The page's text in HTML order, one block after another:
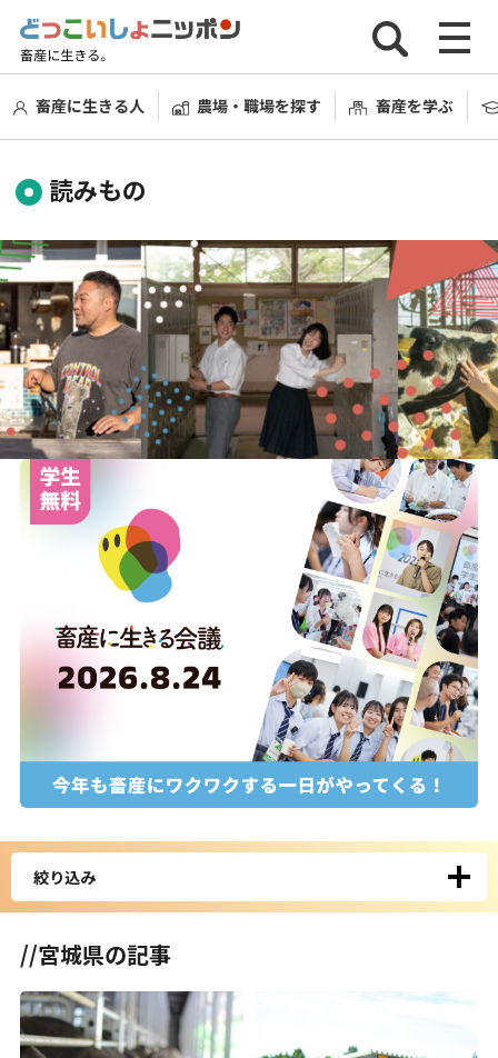
畜産に生きる人 農場・職場を探す 畜産を学ぶ
読みもの
絞り込み
//宮城県の記事